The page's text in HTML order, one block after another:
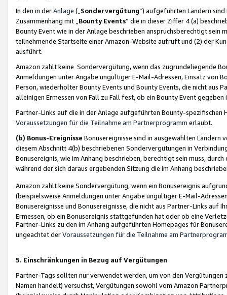
In den in derAnlage („ Sondervergütung“) aufgeführten Ländern
Zusammenhang mit „ Bounty Events“ die in dieser Ziffer 4 (a)
Bounty Event wie in der Anlage beschrieben anspruchsberechtigt sein
teilnehmende Startseite einer Amazon-Website aufruft und (2) der
ausführt.
Amazon zahlt keine Sondervergütung, wenn das zugrundeliegende
Anmeldungen unter Angabe ungültiger E-Mail-Adressen, Einsatz von
Person, wiederholter Bounty Events und Bounty Events, die nicht
alleinigen Ermessen von Fall zu Fall fest, ob ein Bounty Event
Partner-Links auf die in der Anlage aufgeführten Bounty-spezifischen
Voraussetzungen für die Teilnahme am Partnerprogramm erlaubt.
(b) Bonus-Ereignisse Bonusereignisse sind in ausgewählten Ländern
diesem Abschnitt 4(b) beschriebenen Sondervergütungen in
Bonusereignis, wie im Anhang beschrieben, berechtigt sein muss,
während der sich daraus ergebenden Sitzung die im Anhang
Amazon zahlt keine Sondervergütung, wenn ein Bonusereignis
(beispielsweise Anmeldungen unter Angabe ungültiger E-Mail-
Bonusereignisse und Bonusereignisse, die nicht aus Partner-Links auf
Ermessen, ob ein Bonusereignis stattgefunden hat oder ob eine
Partner-Links zu den im Anhang aufgeführten Homepages für
ungeachtet derVoraussetzungen für die Teilnahme am
5. Einschränkungen in Bezug auf Vergütungen
Partner-Tags sollten nur verwendet werden, um von den
Namen handelt) versuchst, Vergütungen sowohl vom Amazon